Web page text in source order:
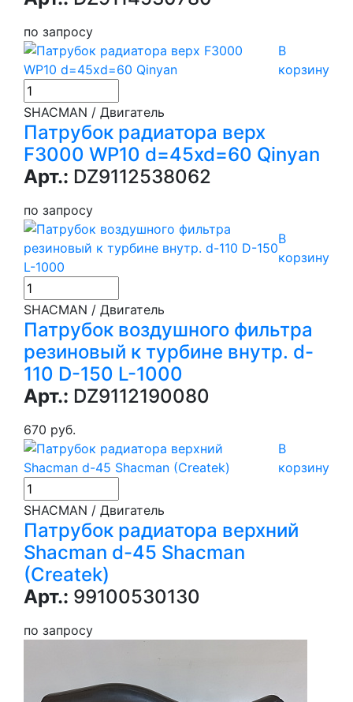
по запросу
В
корзину
SHACMAN / Двигатель
Патрубок радиатора верх
F3000 WP10 d=45xd=60 Qinyan
Арт.: DZ9112538062
по запросу
В
корзину
SHACMAN / Двигатель
Патрубок воздушного фильтра
резиновый к турбине внутр. d-
110 D-150 L-1000
Арт.: DZ9112190080
670 руб.
В
корзину
SHACMAN / Двигатель
Патрубок радиатора верхний
Shacman d-45 Shacman
(Createk)
Арт.: 99100530130
по запросу